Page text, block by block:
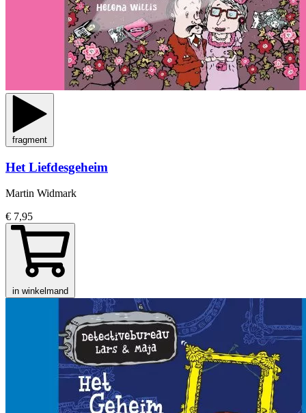
fragment
Het Liefdesgeheim
Martin Widmark
€ 7,95
in winkelmand